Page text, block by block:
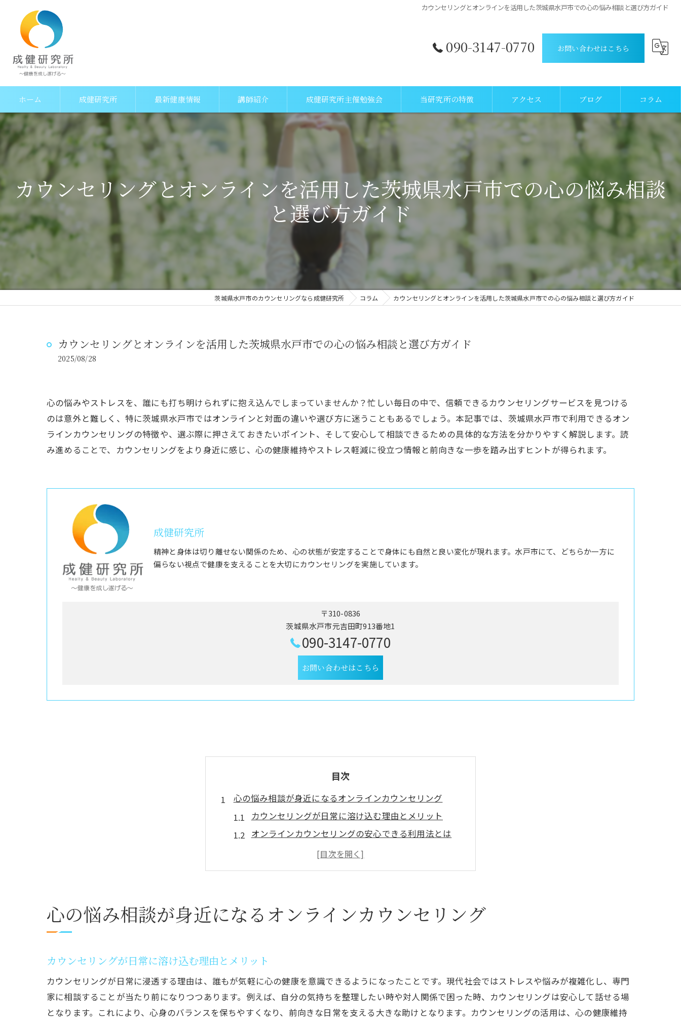
カウンセリングとオンラインを活用した茨城県水戸市での心の悩み相談と選び方ガイド
090-3147-0770 お問い合わせはこちら
ホーム 成健研究所
成健研究所の特徴
成健研究所の考え方
成健研究所がお伝えしたいこと
成健研究所ができること
スクール概要
最新健康情報
病気予防セッション
遠隔セッション
講師紹介 成健研究所主催勉強会 当研究所の特徴
メンタル
アクセス ブログ コラム
カウンセリングとオンラインを活用した茨城県水戸市での心の悩み相談
と選び方ガイド
茨城県水戸市のカウンセリングなら成健研究所 コラム カウンセリングとオンラインを活用した茨城県水戸市での心の悩み相談と選び方ガイド
カウンセリングとオンラインを活用した茨城県水戸市での心の悩み相談と選び方ガイド
2025/08/28
心の悩みやストレスを、誰にも打ち明けられずに抱え込んでしまっていませんか？忙しい毎日の中で、信頼できるカウンセリングサービスを見つける
のは意外と難しく、特に茨城県水戸市ではオンラインと対面の違いや選び方に迷うこともあるでしょう。本記事では、茨城県水戸市で利用できるオン
ラインカウンセリングの特徴や、選ぶ際に押さえておきたいポイント、そして安心して相談できるための具体的な方法を分かりやすく解説します。読
み進めることで、カウンセリングをより身近に感じ、心の健康維持やストレス軽減に役立つ情報と前向きな一歩を踏み出すヒントが得られます。
成健研究所
精神と身体は切り離せない関係のため、心の状態が安定することで身体にも自然と良い変化が現れます。水戸市にて、どちらか一方に
偏らない視点で健康を支えることを大切にカウンセリングを実施しています。
〒310-0836
茨城県水戸市元吉田町913番地1
090-3147-0770
お問い合わせはこちら
目次
心の悩み相談が身近になるオンラインカウンセリング
カウンセリングが日常に溶け込む理由とメリット
オンラインカウンセリングの安心できる利用法とは
水戸市でカウンセリングが選ばれる背景を解説
カウンセリング無料サービスの活用ポイント
茨城県で注目のカウンセリング活用事例を紹介
茨城県水戸市で選ぶカウンセリングの新しい形
水戸市に広がるオンラインカウンセリングの特徴
茨城県カウンセリングのおすすめ活用術とは
カウンセリングを受ける人の特徴と傾向について
茨城県のカウンセリング評判と口コミ事例集
心の悩み相談が身近になるオンラインカウンセリング
カウンセリングが日常に溶け込む理由とメリット
カウンセリングが日常に浸透する理由は、誰もが気軽に心の健康を意識できるようになったことです。現代社会ではストレスや悩みが複雑化し、専門
家に相談することが当たり前になりつつあります。例えば、自分の気持ちを整理したい時や対人関係で困った時、カウンセリングは安心して話せる場
となります。これにより、心身のバランスを保ちやすくなり、前向きな日常を支える大きな助けとなります。カウンセリングの活用は、心の健康維持